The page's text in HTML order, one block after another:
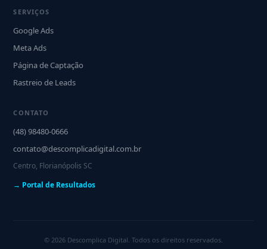
SERVIÇOS
Google Ads
Meta Ads
Página de Captação
Rastreio de Leads
CONTATO
(48) 98480-0666
contato@descomplicadigital.com.br
Centro, Florianópolis SC
→ Portal de Resultados
© 2026 Descomplica Digital. Todos os direitos reservados.